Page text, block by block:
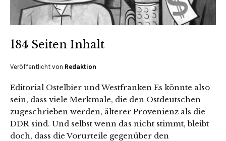
184 Seiten Inhalt
Veröffentlicht von Redaktion
Editorial Ostelbier und Westfranken Es könnte also
sein, dass viele Merkmale, die den Ostdeutschen
zugeschrieben werden, älterer Provenienz als die
DDR sind. Und selbst wenn das nicht stimmt, bleibt
doch, dass die Vorurteile gegenüber den